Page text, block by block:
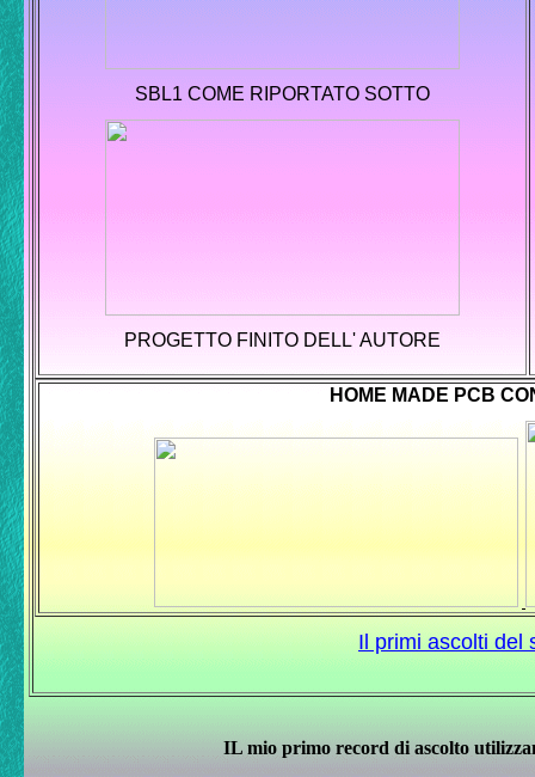
SBL1 COME RIPORTATO SOTTO
PROGETTO FINITO DELL' AUTORE
HOME MADE PCB
Il primi ascolti del
IL mio primo record di ascolto